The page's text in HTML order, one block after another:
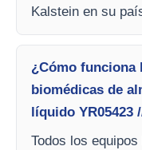
Kalstein en su
¿Cómo funciona
biomédicas de
líquido YR05423
Todos los